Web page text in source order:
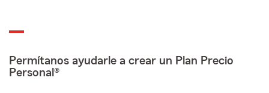
Permítanos ayudarle a crear un Plan Precio
Personal®